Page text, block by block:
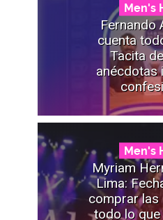
Men's
Fernando
cuenta
Tacita
anécdotas
Men's
Myriam
Lima:
comprar las
todo lo